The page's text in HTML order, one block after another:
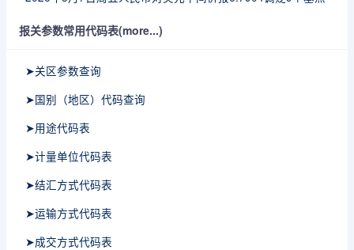
报关参数常用代码表(more...)
➤关区参数查询
➤国别（地区）代码查询
➤用途代码表
➤计量单位代码表
➤结汇方式代码表
➤运输方式代码表
➤成交方式代码表